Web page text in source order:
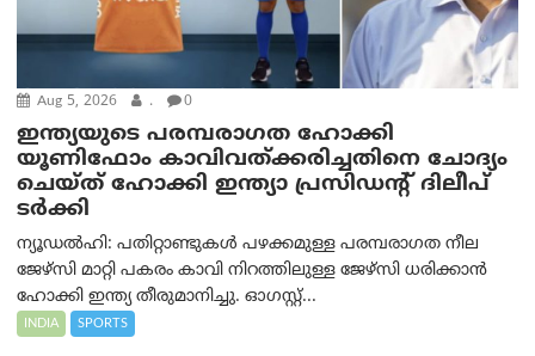
Aug 5, 2026 . 0
ഇന്ത്യയുടെ പരമ്പരാഗത ഹോക്കി
യൂണിഫോം കാവിവത്ക്കരിച്ചതിനെ ചോദ്യം
ചെയ്ത് ഹോക്കി ഇന്ത്യാ പ്രസിഡന്റ് ദിലീപ്
ടര്‍ക്കി
ന്യൂഡൽഹി: പതിറ്റാണ്ടുകൾ പഴക്കമുള്ള പരമ്പരാഗത നീല
ജേഴ്‌സി മാറ്റി പകരം കാവി നിറത്തിലുള്ള ജേഴ്‌സി ധരിക്കാൻ
ഹോക്കി ഇന്ത്യ തീരുമാനിച്ചു. ഓഗസ്റ്റ്...
INDIA SPORTS